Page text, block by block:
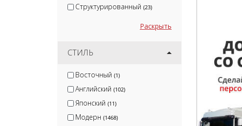
Структурированный (23)
Раскрыть
СТИЛЬ
Восточный (1)
Английский (102)
Японский (11)
Модерн (1468)